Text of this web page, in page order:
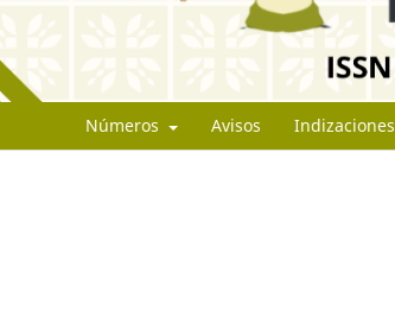
Números Avisos Indizaciones